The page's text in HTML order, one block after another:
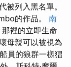
被列入黑名單。
的作品。 南
裡的立即生命
母親可以被視為
員的狼群一樣猖